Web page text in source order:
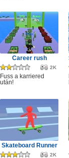
Career rush
2K
Fuss a karriered
után!
Skateboard Runner
2K